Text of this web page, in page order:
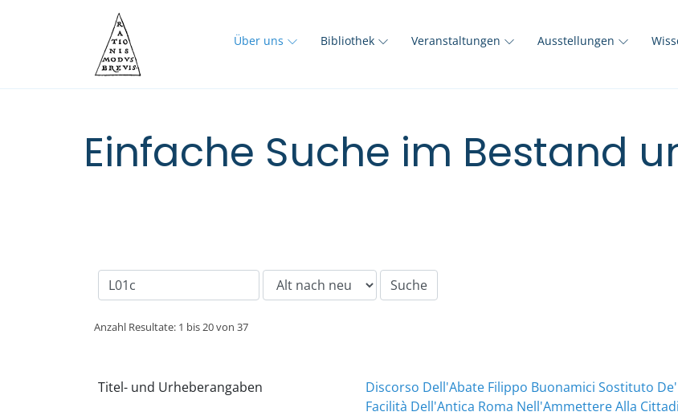
Über uns Bibliothek Veranstaltungen Ausstellungen
Einfache Suche im Bestand
Anzahl Resultate: 1 bis 20 von 37
Titel- und Urheberangaben
Discorso Dell'Abate Filippo Buonamici Sostituto
Facilità Dell'Antica Roma Nell'Ammettere Alla